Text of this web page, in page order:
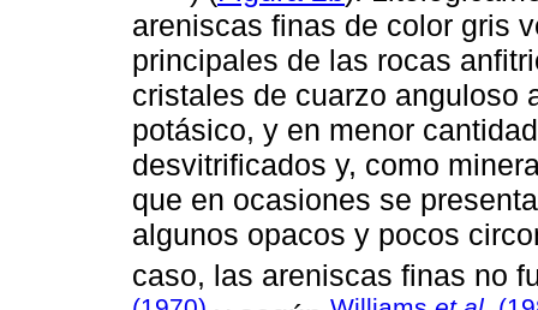
areniscas finas de color gris
principales de las rocas
cristales de cuarzo anguloso
potásico, y en menor
desvitrificados y, como
que en ocasiones se
algunos opacos y pocos
caso, las areniscas finas no